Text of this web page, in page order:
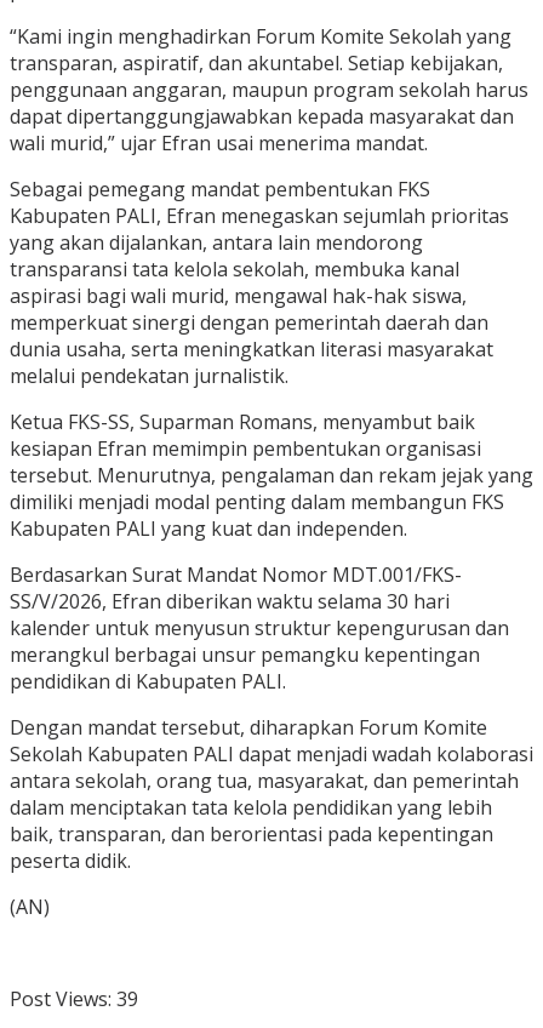
“Kami ingin menghadirkan Forum Komite Sekolah yang
transparan, aspiratif, dan akuntabel. Setiap kebijakan,
penggunaan anggaran, maupun program sekolah harus
dapat dipertanggungjawabkan kepada masyarakat dan
wali murid,” ujar Efran usai menerima mandat.
Sebagai pemegang mandat pembentukan FKS
Kabupaten PALI, Efran menegaskan sejumlah prioritas
yang akan dijalankan, antara lain mendorong
transparansi tata kelola sekolah, membuka kanal
aspirasi bagi wali murid, mengawal hak-hak siswa,
memperkuat sinergi dengan pemerintah daerah dan
dunia usaha, serta meningkatkan literasi masyarakat
melalui pendekatan jurnalistik.
Ketua FKS-SS, Suparman Romans, menyambut baik
kesiapan Efran memimpin pembentukan organisasi
tersebut. Menurutnya, pengalaman dan rekam jejak yang
dimiliki menjadi modal penting dalam membangun FKS
Kabupaten PALI yang kuat dan independen.
Berdasarkan Surat Mandat Nomor MDT.001/FKS-
SS/V/2026, Efran diberikan waktu selama 30 hari
kalender untuk menyusun struktur kepengurusan dan
merangkul berbagai unsur pemangku kepentingan
pendidikan di Kabupaten PALI.
Dengan mandat tersebut, diharapkan Forum Komite
Sekolah Kabupaten PALI dapat menjadi wadah kolaborasi
antara sekolah, orang tua, masyarakat, dan pemerintah
dalam menciptakan tata kelola pendidikan yang lebih
baik, transparan, dan berorientasi pada kepentingan
peserta didik.
(AN)
Post Views: 39